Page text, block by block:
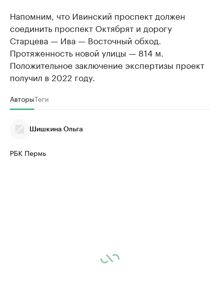
Напомним, что Ивинский проспект должен
соединить проспект Октябрят и дорогу
Старцева — Ива — Восточный обход.
Протяженность новой улицы — 814 м.
Положительное заключение экспертизы проект
получил в 2022 году.
АвторыТеги
Шишкина Ольга
РБК Пермь